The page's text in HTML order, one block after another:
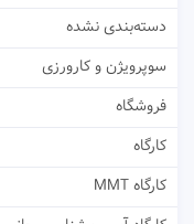
دسته‌بندی نشده
سوپرویژن و کارورزی
فروشگاه
کارگاه
کارگاه MMT